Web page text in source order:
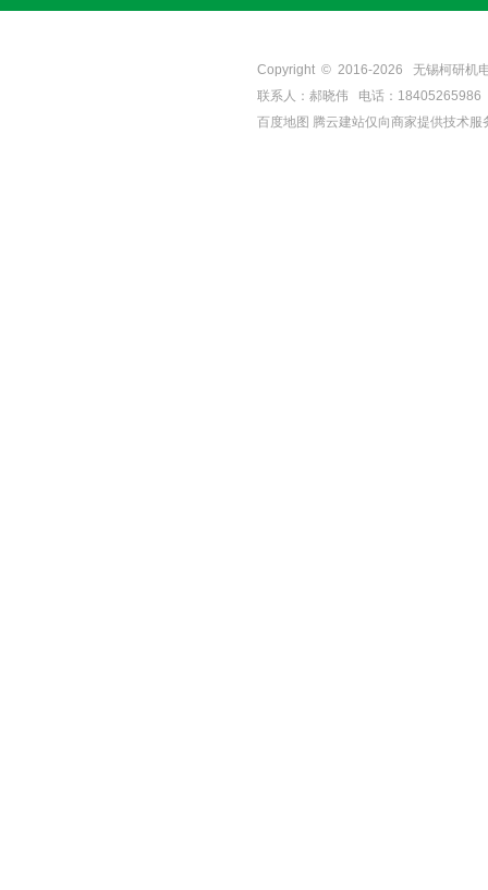
Copyright © 2016-2026
无锡柯研机
联系人：郝晓伟 电话：
百度地图 腾云建站仅向商家提供技术服